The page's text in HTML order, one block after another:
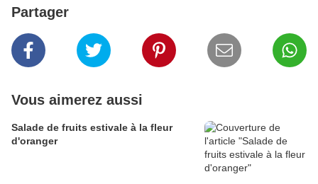
Partager
Vous aimerez aussi
Salade de fruits estivale à la fleur
d'oranger